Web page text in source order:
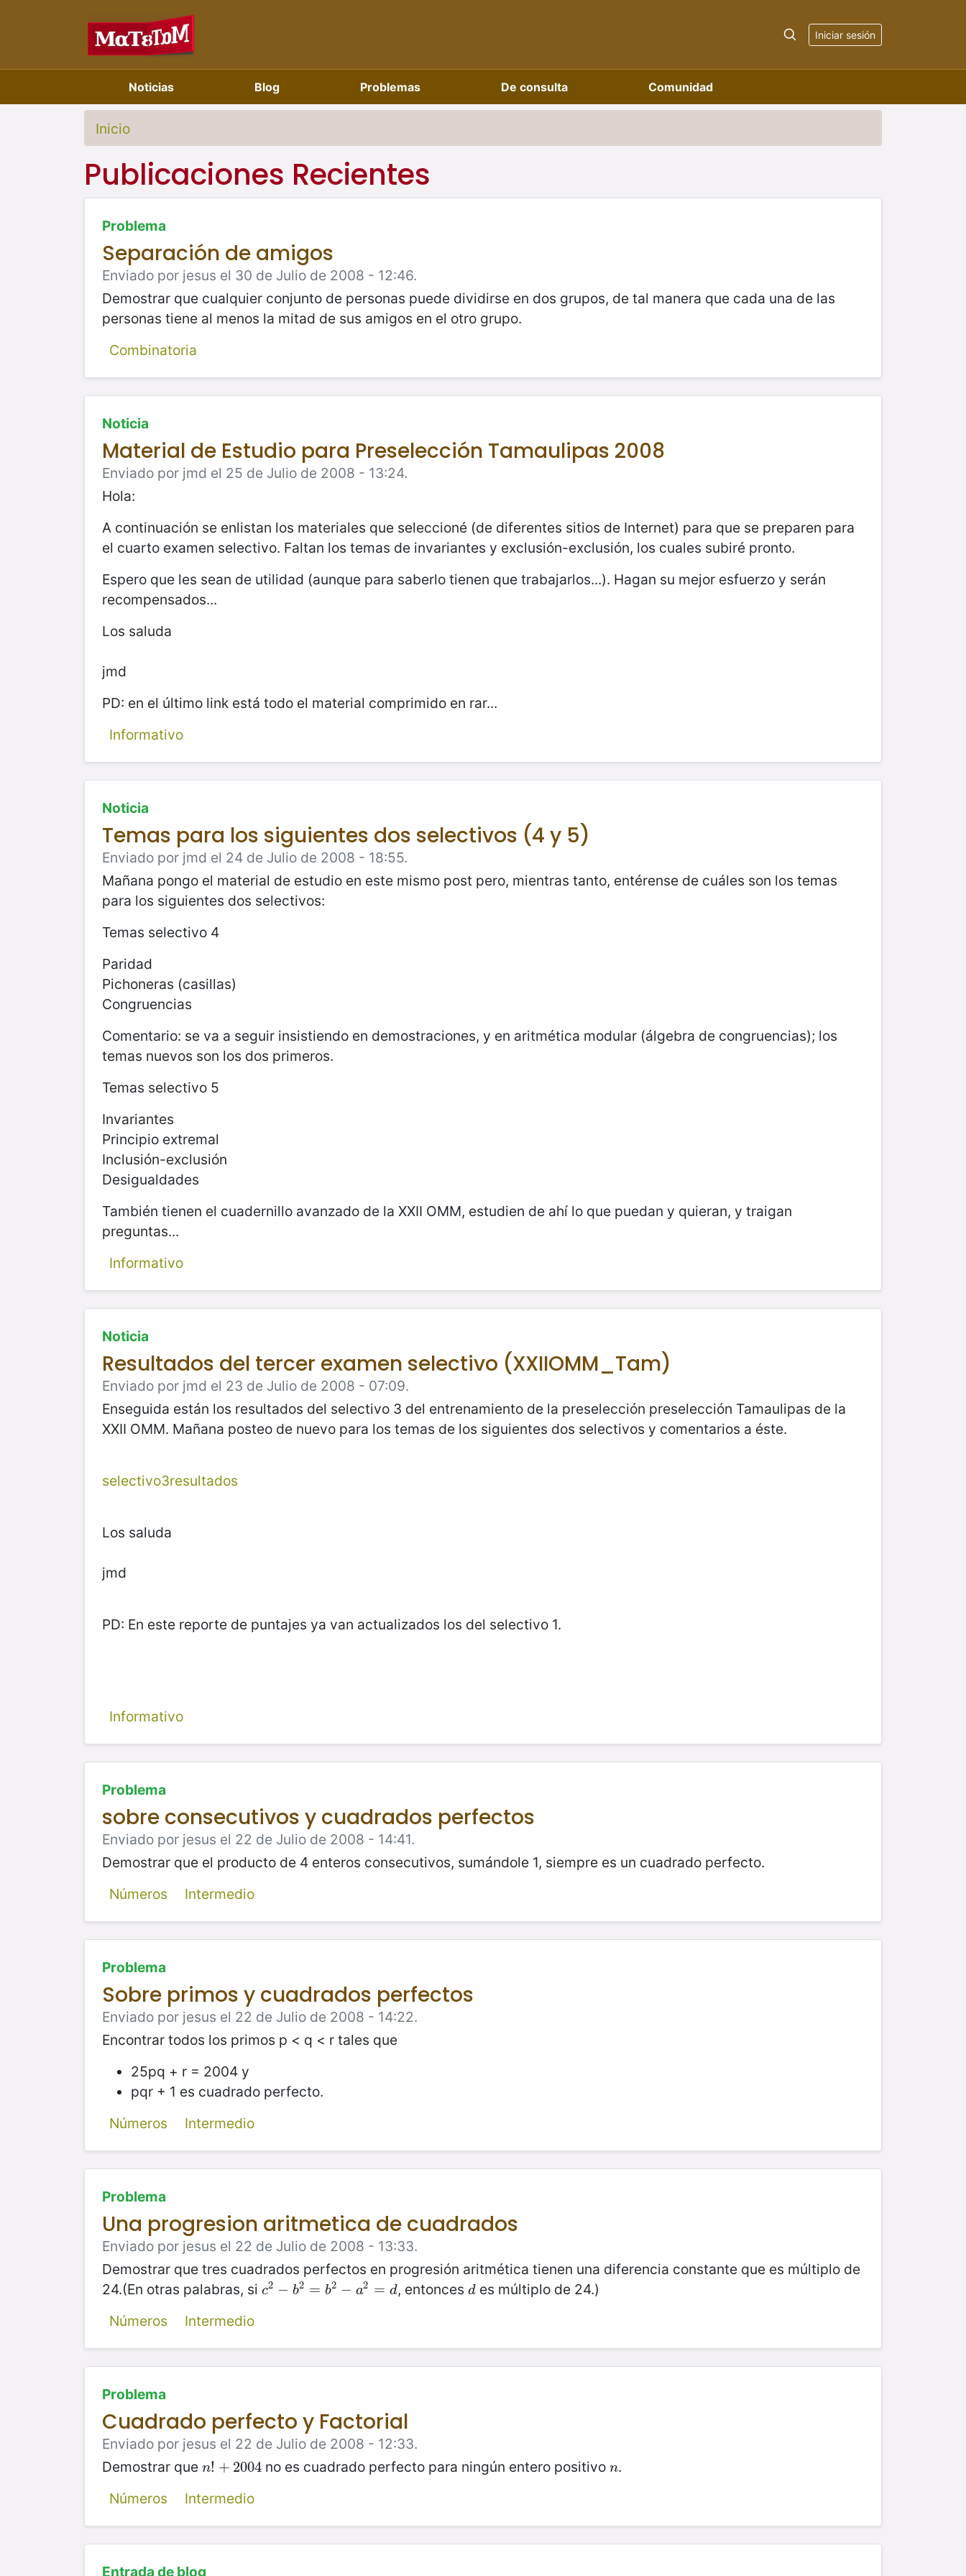
Iniciar sesión
Noticias Blog Problemas De consulta Comunidad
Inicio
Publicaciones Recientes
Problema
Separación de amigos
Enviado por jesus el 30 de Julio de 2008 - 12:46.
Demostrar que cualquier conjunto de personas puede dividirse en dos grupos, de tal manera que cada una de las
personas tiene al menos la mitad de sus amigos en el otro grupo.
Combinatoria
Noticia
Material de Estudio para Preselección Tamaulipas 2008
Enviado por jmd el 25 de Julio de 2008 - 13:24.
Hola:
A continuación se enlistan los materiales que seleccioné (de diferentes sitios de Internet) para que se preparen para
el cuarto examen selectivo. Faltan los temas de invariantes y exclusión-exclusión, los cuales subiré pronto.
Espero que les sean de utilidad (aunque para saberlo tienen que trabajarlos...). Hagan su mejor esfuerzo y serán
recompensados...
Los saluda
jmd
PD: en el último link está todo el material comprimido en rar...
Informativo
Noticia
Temas para los siguientes dos selectivos (4 y 5)
Enviado por jmd el 24 de Julio de 2008 - 18:55.
Mañana pongo el material de estudio en este mismo post pero, mientras tanto, entérense de cuáles son los temas
para los siguientes dos selectivos:
Temas selectivo 4
Paridad
Pichoneras (casillas)
Congruencias
Comentario: se va a seguir insistiendo en demostraciones, y en aritmética modular (álgebra de congruencias); los
temas nuevos son los dos primeros.
Temas selectivo 5
Invariantes
Principio extremal
Inclusión-exclusión
Desigualdades
También tienen el cuadernillo avanzado de la XXII OMM, estudien de ahí lo que puedan y quieran, y traigan
preguntas...
Informativo
Noticia
Resultados del tercer examen selectivo (XXIIOMM_Tam)
Enviado por jmd el 23 de Julio de 2008 - 07:09.
Enseguida están los resultados del selectivo 3 del entrenamiento de la preselección preselección Tamaulipas de la
XXII OMM. Mañana posteo de nuevo para los temas de los siguientes dos selectivos y comentarios a éste.
selectivo3resultados
Los saluda
jmd
PD: En este reporte de puntajes ya van actualizados los del selectivo 1.
Informativo
Problema
sobre consecutivos y cuadrados perfectos
Enviado por jesus el 22 de Julio de 2008 - 14:41.
Demostrar que el producto de 4 enteros consecutivos, sumándole 1, siempre es un cuadrado perfecto.
Números
Intermedio
Problema
Sobre primos y cuadrados perfectos
Enviado por jesus el 22 de Julio de 2008 - 14:22.
Encontrar todos los primos p < q < r tales que
25pq + r = 2004 y
pqr + 1 es cuadrado perfecto.
Números
Intermedio
Problema
Una progresion aritmetica de cuadrados
Enviado por jesus el 22 de Julio de 2008 - 13:33.
Demostrar que tres cuadrados perfectos en progresión aritmética tienen una diferencia constante que es múltiplo de
24.(En otras palabras, si c2 − b2 = b2 − a2 = d
c2 − b2 =b 2− a2=d , entonces d
d es múltiplo de 24.)
Números
Intermedio
Problema
Cuadrado perfecto y Factorial
Enviado por jesus el 22 de Julio de 2008 - 12:33.
Demostrar que n! + 2004
n! +2004 no es cuadrado perfecto para ningún entero positivon
n.
Números
Intermedio
Entrada de blog